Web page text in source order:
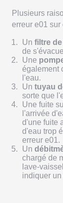
Plusieurs
erreur e01 sur
Un filtre
de
Une
également
l'eau.
Un tuyau
sorte que
Une fuite
l'arrivée
d'une fuite
d'eau trop
erreur e01.
Un
chargé de
lave-
indiquer